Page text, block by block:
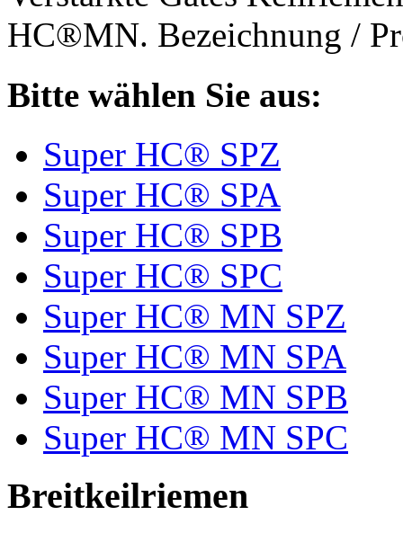
HC®MN. Bezeichnung /
Bitte wählen Sie aus:
Super HC® SPZ
Super HC® SPA
Super HC® SPB
Super HC® SPC
Super HC® MN SPZ
Super HC® MN SPA
Super HC® MN SPB
Super HC® MN SPC
Breitkeilriemen